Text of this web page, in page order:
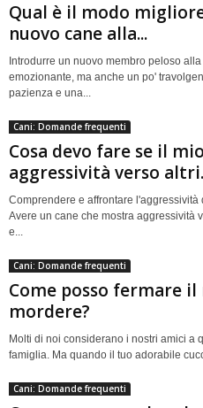
Qual è il modo
nuovo cane alla...
Introdurre un nuovo membro peloso
emozionante, ma anche un po'
pazienza e una...
Cani: Domande frequenti
Cosa devo fare se il
aggressività verso
Comprendere e affrontare
Avere un cane che mostra aggressività
e...
Cani: Domande frequenti
Come posso fermare il
mordere?
Molti di noi considerano i nostri amici a
famiglia. Ma quando il tuo adorabile
Cani: Domande frequenti